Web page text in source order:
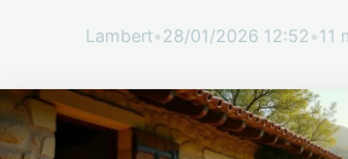
Lambert•28/01/2026 12:52•11